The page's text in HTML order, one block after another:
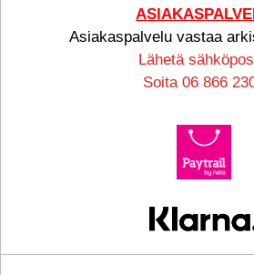
Asiakaspalvelu vastaa
Lähetä
Soita 06 866